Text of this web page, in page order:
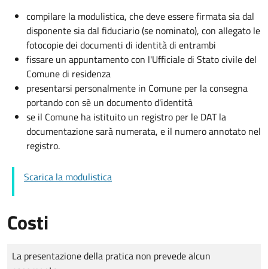
compilare la modulistica, che deve essere firmata sia dal
disponente sia dal fiduciario (se nominato), con allegato le
fotocopie dei documenti di identità di entrambi
fissare un appuntamento con l'Ufficiale di Stato civile del
Comune di residenza
presentarsi personalmente in Comune per la consegna
portando con sè un documento d'identità
se il Comune ha istituito un registro per le DAT la
documentazione sarà numerata, e il numero annotato nel
registro.
Scarica la modulistica
Costi
Tipo di pagamento
Importo
La presentazione della pratica non prevede alcun